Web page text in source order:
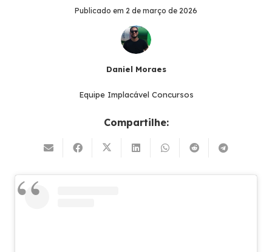
Publicado em 2 de março de 2026
Daniel Moraes
Equipe Implacável Concursos
Compartilhe: